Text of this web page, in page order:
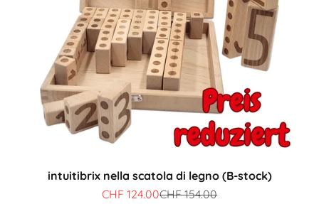
intuitibrix nella scatola di legno (B-stock)
Prezzo scontato
CHF 124.00Prezzo
CHF 154.00